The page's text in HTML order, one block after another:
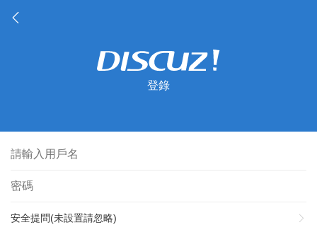
登錄
安全提問(未設置請忽略)